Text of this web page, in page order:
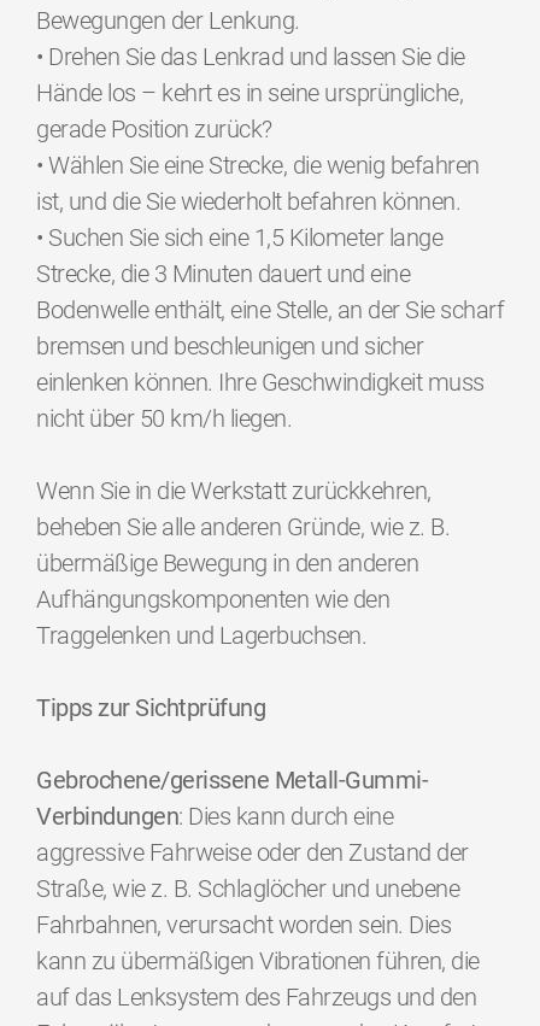
Bewegungen der Lenkung.
• Drehen Sie das Lenkrad und lassen Sie die
Hände los – kehrt es in seine ursprüngliche,
gerade Position zurück?
• Wählen Sie eine Strecke, die wenig befahren
ist, und die Sie wiederholt befahren können.
• Suchen Sie sich eine 1,5 Kilometer lange
Strecke, die 3 Minuten dauert und eine
Bodenwelle enthält, eine Stelle, an der Sie scharf
bremsen und beschleunigen und sicher
einlenken können. Ihre Geschwindigkeit muss
nicht über 50 km/h liegen.
Wenn Sie in die Werkstatt zurückkehren,
beheben Sie alle anderen Gründe, wie z. B.
übermäßige Bewegung in den anderen
Aufhängungskomponenten wie den
Traggelenken und Lagerbuchsen.
Tipps zur Sichtprüfung
Gebrochene/gerissene Metall-Gummi-
Verbindungen: Dies kann durch eine
aggressive Fahrweise oder den Zustand der
Straße, wie z. B. Schlaglöcher und unebene
Fahrbahnen, verursacht worden sein. Dies
kann zu übermäßigen Vibrationen führen, die
auf das Lenksystem des Fahrzeugs und den